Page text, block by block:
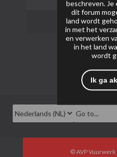
Geen
© AVP Vuurwerk
beschreven. Je
dit forum
land wordt
in met het
en verwerken
in het land
wordt
Ik ga